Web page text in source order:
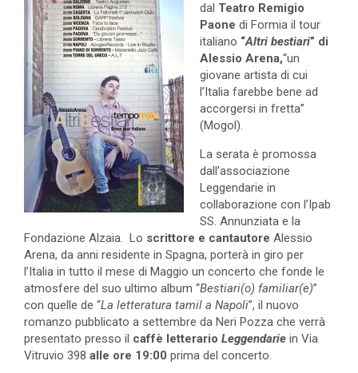
dal Teatro Remigio
Paone di Formia il tour
italiano “Altri bestiari” di
Alessio Arena,“un
giovane artista di cui
l’Italia farebbe bene ad
accorgersi in fretta”
(Mogol).
La serata è promossa
dall’associazione
Leggendarie in
collaborazione con l’Ipab
SS. Annunziata e la
Fondazione Alzaia. Lo scrittore e cantautore Alessio
Arena, da anni residente in Spagna, porterà in giro per
l’Italia in tutto il mese di Maggio un concerto che fonde le
atmosfere del suo ultimo album “Bestiari(o) familiar(e)”
con quelle de “La letteratura tamil a Napoli”, il nuovo
romanzo pubblicato a settembre da Neri Pozza che verrà
presentato presso il caffè letterario Leggendarie in Via
Vitruvio 398 alle ore 19:00 prima del concerto.